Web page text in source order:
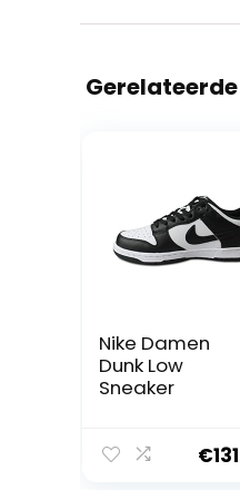
Nike Damen
Dunk Low
Sneaker
€